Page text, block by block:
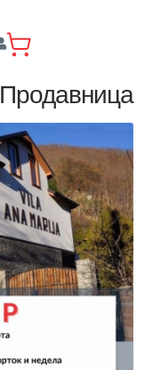
Продавница